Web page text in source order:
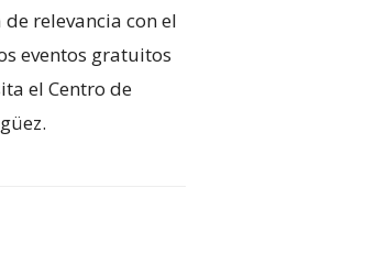
relevancia con el
eventos gratuitos
el Centro de